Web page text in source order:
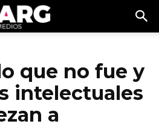
que no fue y
intelectuales
a